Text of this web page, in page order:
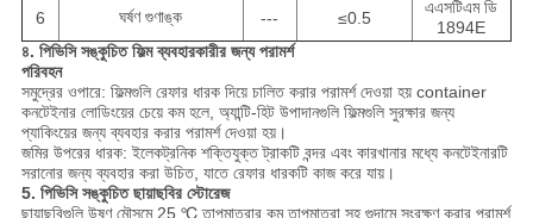
6 ঘর্ষণ গুণাঙ্ক --- ≤0.5
এএসটিএম ডি
1894E
৪. পিভিসি সঙ্কুচিত ফিল্ম ব্যবহারকারীর জন্য পরামর্শ
পরিবহন
সমুদ্রের ওপারে: ফিল্মগুলি রেফার ধারক দিয়ে চালিত করার পরামর্শ দেওয়া হয় container
কনটেইনার লোডিংয়ের চেয়ে কম হলে, অ্যান্টি-হিট উপাদানগুলি ফিল্মগুলি সুরক্ষার জন্য
প্যাকিংয়ের জন্য ব্যবহার করার পরামর্শ দেওয়া হয়।
জমির উপরের ধারক: ইলেকট্রনিক শক্তিযুক্ত ট্রাকটি বন্দর এবং কারখানার মধ্যে কনটেইনারটি
সরানোর জন্য ব্যবহার করা উচিত, যাতে রেফার ধারকটি কাজ করে যায়।
5. পিভিসি সঙ্কুচিত ছায়াছবির স্টোরেজ
ছায়াছবিগুলি উষ্ণ মৌসুমে 25 ℃ তাপমাত্রার কম তাপমাত্রা সহ গুদামে সংরক্ষণ করার পরামর্শ